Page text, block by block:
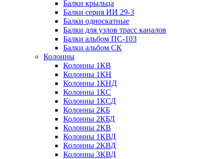
Балки крыльца
Балки серия ИИ 29-3
Балки односкатные
Балки для узлов трасс каналов
Балки альбом ПС-103
Балки альбом СК
Колонны
Колонны 1КВ
Колонны 1КН
Колонны 1КНД
Колонны 1КС
Колонны 1КСД
Колонны 2КБ
Колонны 2КБД
Колонны 2КВ
Колонны 1КВД
Колонны 2КВД
Колонны 3КВД